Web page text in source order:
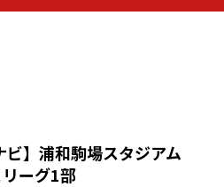
石人の星
】浦和駒場スタジアム
ーグ1部